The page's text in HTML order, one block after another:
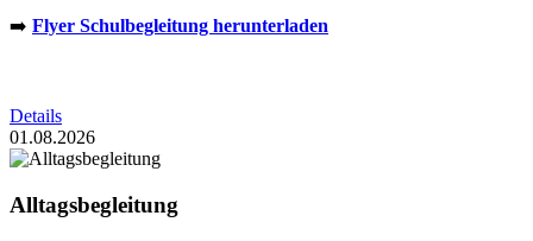
➡️ Flyer Schulbegleitung herunterladen
Details
01.08.2026
Alltagsbegleitung